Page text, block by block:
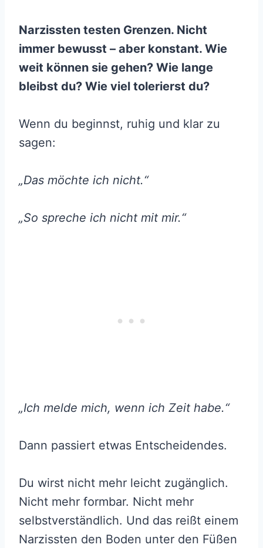
Narzissten testen Grenzen. Nicht
immer bewusst – aber konstant. Wie
weit können sie gehen? Wie lange
bleibst du? Wie viel tolerierst du?
Wenn du beginnst, ruhig und klar zu
sagen:
„Das möchte ich nicht.“
„So spreche ich nicht mit mir.“
„Ich melde mich, wenn ich Zeit habe.“
Dann passiert etwas Entscheidendes.
Du wirst nicht mehr leicht zugänglich.
Nicht mehr formbar. Nicht mehr
selbstverständlich. Und das reißt einem
Narzissten den Boden unter den Füßen